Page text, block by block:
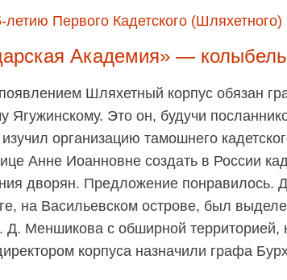
летию Первого Кадетского (Шляхетного)
Академия» —
Шляхетный корпус обязан
Ягужинскому. Это он, будучи
организацию тамошнего
Анне Иоанновне создать в России
дворян. Предложение понравилось.
на Васильевском острове, был
Д. Меншикова с обширной территорией,
корпуса назначили графа